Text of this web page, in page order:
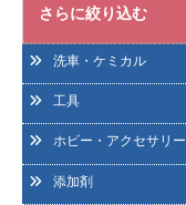
さらに絞り込む
洗車・ケミカル
工具
ホビー・アクセサリー
添加剤